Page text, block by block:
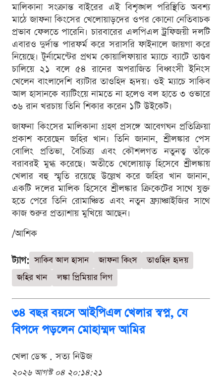
মালিকানা সংক্রান্ত বাইরের এই বিশৃঙ্খল পরিস্থিতি অবশ্য
মাঠে জাফনা কিংসের খেলোয়াড়দের ওপর কোনো নেতিবাচক
প্রভাব ফেলতে পারেনি। চারবারের এলপিএল ট্রফিজয়ী দলটি
এবারও দুর্দান্ত পারফর্ম করে সরাসরি ফাইনালে জায়গা করে
নিয়েছে। টুর্নামেন্টের প্রথম কোয়ালিফায়ার ম্যাচে ব্যাটে তাণ্ডব
চালিয়ে ২১ বলে ৫৪ রানের অপরাজিত বিধ্বংসী ইনিংস
খেলেন বাংলাদেশি ব্যাটার তাওহিদ হৃদয়। ওই ম্যাচে সাকিব
আল হাসানকে ব্যাটিংয়ে নামতে না হলেও বল হাতে ৩ ওভারে
৩৬ রান খরচায় তিনি শিকার করেন ১টি উইকেট।
জাফনা কিংসের মালিকানা গ্রহণ প্রসঙ্গে আবেগঘন প্রতিক্রিয়া
প্রকাশ করেছেন জহির খান। তিনি জানান, শ্রীলঙ্কার পেস
বোলিং প্রতিভা, বৈচিত্র্য এবং কৌশলগত নতুনত্ব তাঁকে
বরাবরই মুগ্ধ করেছে। অতীতে খেলোয়াড় হিসেবে শ্রীলঙ্কায়
খেলার বহু স্মৃতি রয়েছে উল্লেখ করে জহির খান জানান,
একটি দলের মালিক হিসেবে শ্রীলঙ্কার ক্রিকেটের সাথে যুক্ত
হতে পেরে তিনি রোমাঞ্চিত এবং নতুন ফ্র্যাঞ্চাইজির সাথে
কাজ শুরুর প্রত্যাশায় মুখিয়ে আছেন।
/আশিক
ট্যাগ: সাকিব আল হাসান জাফনা কিংস
তাওহিদ হৃদয়
জহির খান
লঙ্কা প্রিমিয়ার লিগ
৩৪ বছর বয়সে আইপিএল খেলার স্বপ্ন, যে
বিপদে পড়লেন মোহাম্মদ আমির
খেলা ডেস্ক . সত্য নিউজ
২০২৬ আগস্ট ০৪ ২০:১৪:২১